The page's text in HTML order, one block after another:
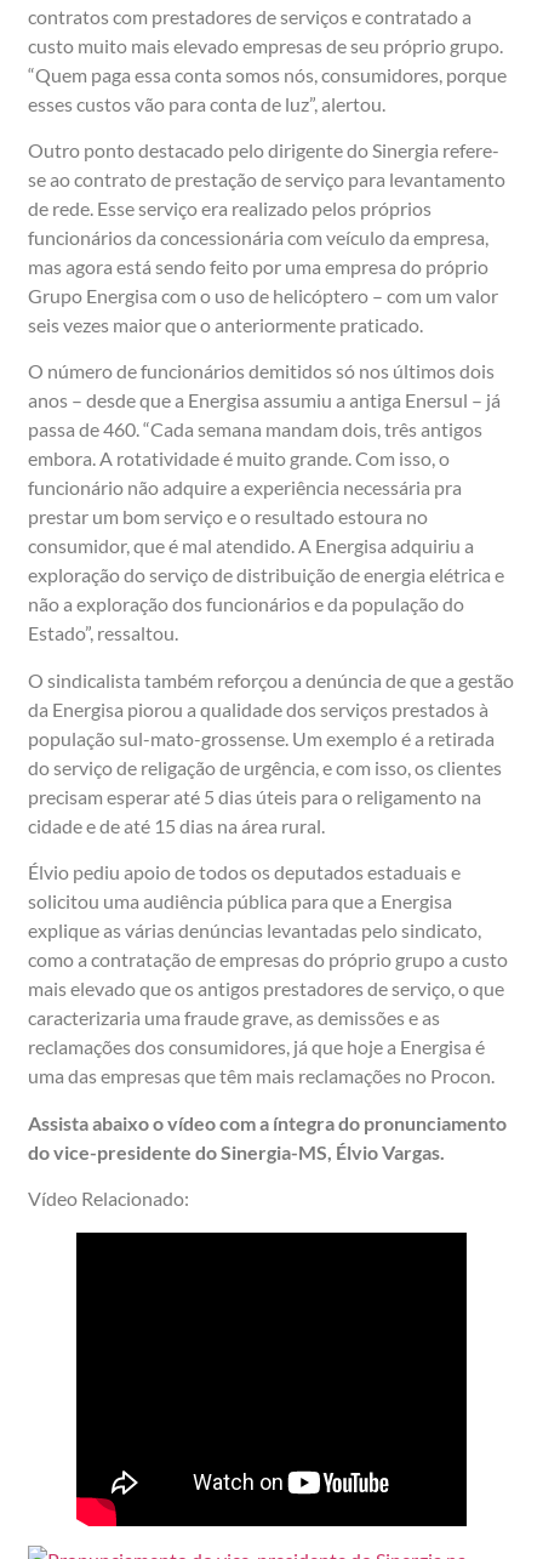
contratos com prestadores de serviços e contratado a
custo muito mais elevado empresas de seu próprio grupo.
“Quem paga essa conta somos nós, consumidores, porque
esses custos vão para conta de luz”, alertou.
Outro ponto destacado pelo dirigente do Sinergia refere-
se ao contrato de prestação de serviço para levantamento
de rede. Esse serviço era realizado pelos próprios
funcionários da concessionária com veículo da empresa,
mas agora está sendo feito por uma empresa do próprio
Grupo Energisa com o uso de helicóptero – com um valor
seis vezes maior que o anteriormente praticado.
O número de funcionários demitidos só nos últimos dois
anos – desde que a Energisa assumiu a antiga Enersul – já
passa de 460. “Cada semana mandam dois, três antigos
embora. A rotatividade é muito grande. Com isso, o
funcionário não adquire a experiência necessária pra
prestar um bom serviço e o resultado estoura no
consumidor, que é mal atendido. A Energisa adquiriu a
exploração do serviço de distribuição de energia elétrica e
não a exploração dos funcionários e da população do
Estado”, ressaltou.
O sindicalista também reforçou a denúncia de que a gestão
da Energisa piorou a qualidade dos serviços prestados à
população sul-mato-grossense. Um exemplo é a retirada
do serviço de religação de urgência, e com isso, os clientes
precisam esperar até 5 dias úteis para o religamento na
cidade e de até 15 dias na área rural.
Élvio pediu apoio de todos os deputados estaduais e
solicitou uma audiência pública para que a Energisa
explique as várias denúncias levantadas pelo sindicato,
como a contratação de empresas do próprio grupo a custo
mais elevado que os antigos prestadores de serviço, o que
caracterizaria uma fraude grave, as demissões e as
reclamações dos consumidores, já que hoje a Energisa é
uma das empresas que têm mais reclamações no Procon.
Assista abaixo o vídeo com a íntegra do pronunciamento
do vice-presidente do Sinergia-MS, Élvio Vargas.
Vídeo Relacionado: